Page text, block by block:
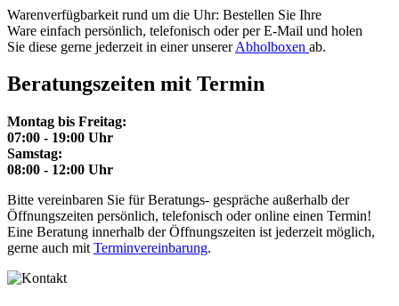
Warenverfügbarkeit rund um die Uhr: Bestellen Sie Ihre
Ware einfach persönlich, telefonisch oder per E-Mail und holen
Sie diese gerne jederzeit in einer unsererAbholboxen ab.
Beratungszeiten mit Termin
Montag bis Freitag:
07:00 - 19:00 Uhr
Samstag:
08:00 - 12:00 Uhr
Bitte vereinbaren Sie für Beratungs- gespräche außerhalb der
Öffnungszeiten persönlich, telefonisch oder online einen Termin!
Eine Beratung innerhalb der Öffnungszeiten ist jederzeit möglich,
gerne auch mit Terminvereinbarung.